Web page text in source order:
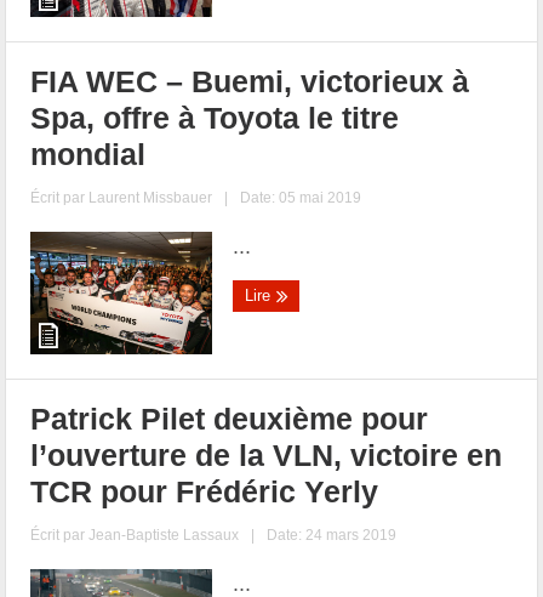
FIA WEC – Buemi, victorieux à
Spa, offre à Toyota le titre
mondial
Écrit par Laurent Missbauer | Date: 05 mai 2019
...
Lire
Patrick Pilet deuxième pour
l’ouverture de la VLN, victoire en
TCR pour Frédéric Yerly
Écrit parJean-Baptiste Lassaux | Date: 24 mars 2019
...